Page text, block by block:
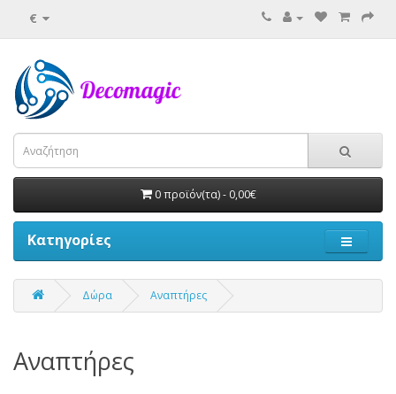
€
0 προϊόν(τα) - 0,00€
Κατηγορίες
Δώρα Αναπτήρες
Αναπτήρες